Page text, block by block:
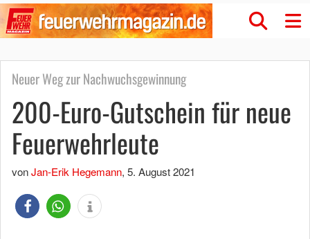
Neuer Weg zur Nachwuchsgewinnung
200-Euro-Gutschein für neue
Feuerwehrleute
vonJan-Erik Hegemann, 5. August 2021